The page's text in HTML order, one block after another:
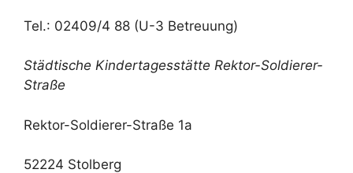
Tel.: 02409/4 88 (U-3 Betreuung)
Städtische Kindertagesstätte Rektor-Soldierer-
Straße
Rektor-Soldierer-Straße 1a
52224 Stolberg